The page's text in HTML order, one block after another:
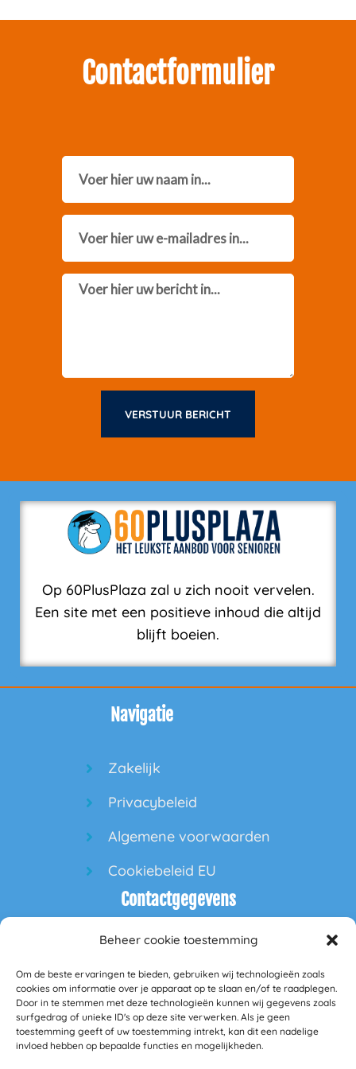
Beheer cookie toestemming
Om de beste ervaringen te bieden, gebruiken wij technologieën zoals
cookies om informatie over je apparaat op te slaan en/of te raadplegen.
Door in te stemmen met deze technologieën kunnen wij gegevens zoals
surfgedrag of unieke ID's op deze site verwerken. Als je geen
toestemming geeft of uw toestemming intrekt, kan dit een nadelige
invloed hebben op bepaalde functies en mogelijkheden.
Contactformulier
Message
VERSTUUR BERICHT
Op 60PlusPlaza zal u zich nooit vervelen.
Een site met een positieve inhoud die altijd
blijft boeien.
Navigatie
Zakelijk
Privacybeleid
Algemene voorwaarden
Cookiebeleid EU
Contactgegevens
Hofdeal 160
5664GS Geldrop
info@60plusplaza.nl
BANK: NL23RABO0349285098